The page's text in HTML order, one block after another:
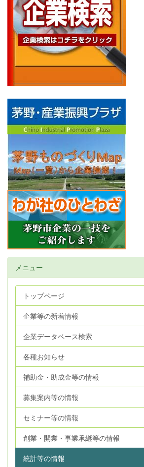
メニュー
トップページ
企業等の新着情報
企業データベース検索
各種お知らせ
補助金・助成金等の情報
募集案内等の情報
セミナー等の情報
創業・開業・事業承継等の情報
統計等の情報